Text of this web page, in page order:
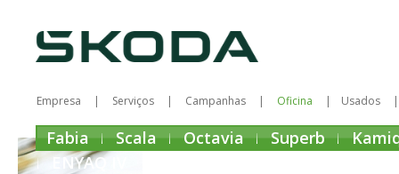
Empresa Serviços Campanhas Oficina Usados
Fabia Scala Octavia Superb
ENYAQ IV